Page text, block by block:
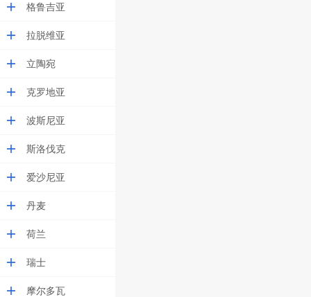
格鲁吉亚
拉脱维亚
立陶宛
克罗地亚
波斯尼亚
斯洛伐克
爱沙尼亚
丹麦
荷兰
瑞士
摩尔多瓦